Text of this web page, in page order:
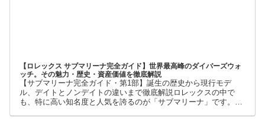
【ロレックス サブマリーナ完全ガイド】世界最高峰のダイバーズウォ
ッチ。その魅力・歴史・資産価値を徹底解説
【サブマリーナ完全ガイド・第1部】誕生の歴史から現行モデ
ル、デイトとノンデイトの違いまで徹底解説ロレックスの中で